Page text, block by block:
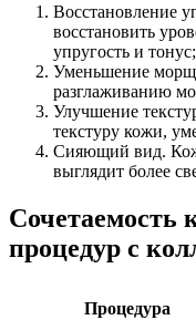
Восстановление
восстановить
упругость и тонус;
Уменьшение
разглаживанию
Улучшение
текстуру кожи,
Сияющий вид.
выглядит более
Сочетаемость
процедур с
Процедура